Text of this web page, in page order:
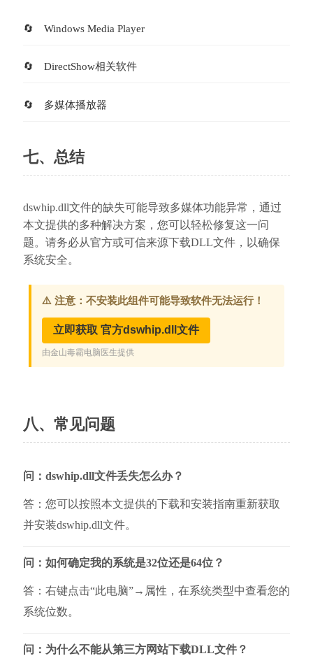
Windows Media Player
DirectShow相关软件
多媒体播放器
七、总结
dswhip.dll文件的缺失可能导致多媒体功能异常，通过
本文提供的多种解决方案，您可以轻松修复这一问
题。请务必从官方或可信来源下载DLL文件，以确保
系统安全。
八、常见问题
问：dswhip.dll文件丢失怎么办？
答：您可以按照本文提供的下载和安装指南重新获取
并安装dswhip.dll文件。
问：如何确定我的系统是32位还是64位？
答：右键点击“此电脑”→属性，在系统类型中查看您的
系统位数。
问：为什么不能从第三方网站下载DLL文件？